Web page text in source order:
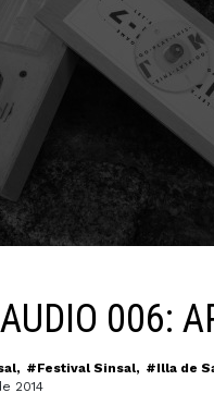
006:
#Festival Sinsal
#Illa de
2014